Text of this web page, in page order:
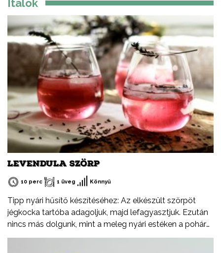
étvágyát kívánok!
Italok
LEVENDULA SZÖRP
10 perc 1 üveg Könnyű
Tipp nyári hűsítő készítéséhez: Az elkészült szörpöt
jégkocka tartóba adagoljuk, majd lefagyasztjuk. Ezután
nincs más dolgunk, mint a meleg nyári estéken a pohár
rozénkba beletenni.